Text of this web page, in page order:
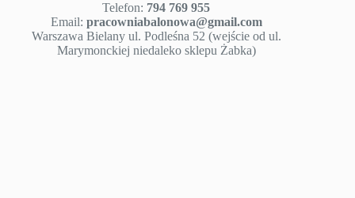
Telefon: 794 769 955
Email: pracowniabalonowa@gmail.com
Warszawa Bielany ul. Podleśna 52 (wejście od ul.
Marymonckiej niedaleko sklepu Żabka)